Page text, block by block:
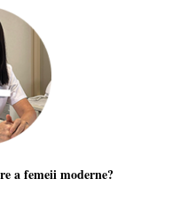
a femeii moderne?